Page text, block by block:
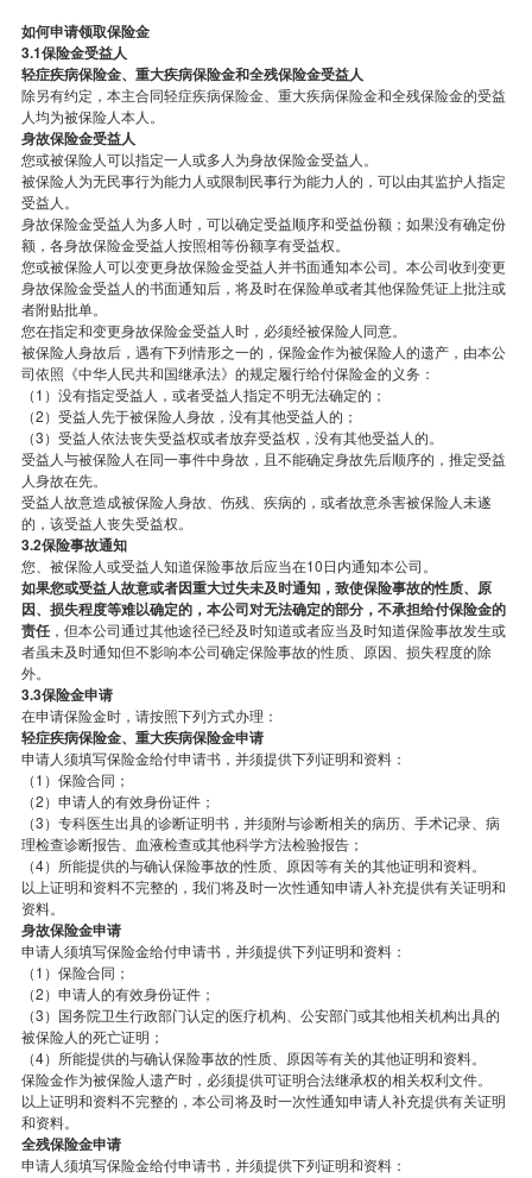
如何申请领取保险金
3.1保险金受益人
轻症疾病保险金、重大疾病保险金和全残保险金受益人
除另有约定，本主合同轻症疾病保险金、重大疾病保险金和全残保险金的受益
人均为被保险人本人。
身故保险金受益人
您或被保险人可以指定一人或多人为身故保险金受益人。
被保险人为无民事行为能力人或限制民事行为能力人的，可以由其监护人指定
受益人。
身故保险金受益人为多人时，可以确定受益顺序和受益份额；如果没有确定份
额，各身故保险金受益人按照相等份额享有受益权。
您或被保险人可以变更身故保险金受益人并书面通知本公司。本公司收到变更
身故保险金受益人的书面通知后，将及时在保险单或者其他保险凭证上批注或
者附贴批单。
您在指定和变更身故保险金受益人时，必须经被保险人同意。
被保险人身故后，遇有下列情形之一的，保险金作为被保险人的遗产，由本公
司依照《中华人民共和国继承法》的规定履行给付保险金的义务：
（1）没有指定受益人，或者受益人指定不明无法确定的；
（2）受益人先于被保险人身故，没有其他受益人的；
（3）受益人依法丧失受益权或者放弃受益权，没有其他受益人的。
受益人与被保险人在同一事件中身故，且不能确定身故先后顺序的，推定受益
人身故在先。
受益人故意造成被保险人身故、伤残、疾病的，或者故意杀害被保险人未遂
的，该受益人丧失受益权。
3.2保险事故通知
您、被保险人或受益人知道保险事故后应当在10日内通知本公司。
如果您或受益人故意或者因重大过失未及时通知，致使保险事故的性质、原
因、损失程度等难以确定的，本公司对无法确定的部分，不承担给付保险金的
责任，但本公司通过其他途径已经及时知道或者应当及时知道保险事故发生或
者虽未及时通知但不影响本公司确定保险事故的性质、原因、损失程度的除
外。
3.3保险金申请
在申请保险金时，请按照下列方式办理：
轻症疾病保险金、重大疾病保险金申请
申请人须填写保险金给付申请书，并须提供下列证明和资料：
（1）保险合同；
（2）申请人的有效身份证件；
（3）专科医生出具的诊断证明书，并须附与诊断相关的病历、手术记录、病
理检查诊断报告、血液检查或其他科学方法检验报告；
（4）所能提供的与确认保险事故的性质、原因等有关的其他证明和资料。
以上证明和资料不完整的，我们将及时一次性通知申请人补充提供有关证明和
资料。
身故保险金申请
申请人须填写保险金给付申请书，并须提供下列证明和资料：
（1）保险合同；
（2）申请人的有效身份证件；
（3）国务院卫生行政部门认定的医疗机构、公安部门或其他相关机构出具的
被保险人的死亡证明；
（4）所能提供的与确认保险事故的性质、原因等有关的其他证明和资料。
保险金作为被保险人遗产时，必须提供可证明合法继承权的相关权利文件。
以上证明和资料不完整的，本公司将及时一次性通知申请人补充提供有关证明
和资料。
全残保险金申请
申请人须填写保险金给付申请书，并须提供下列证明和资料：